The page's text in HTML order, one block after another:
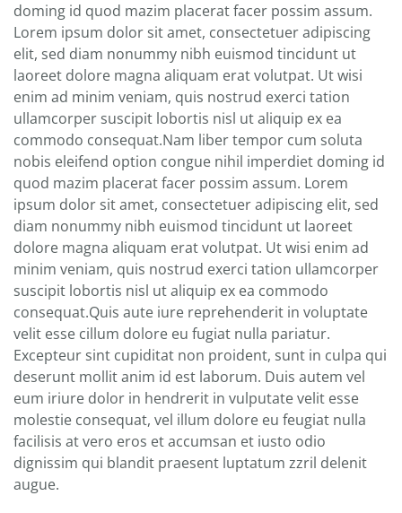
doming id quod mazim placerat facer possim assum.
Lorem ipsum dolor sit amet, consectetuer adipiscing
elit, sed diam nonummy nibh euismod tincidunt ut
laoreet dolore magna aliquam erat volutpat. Ut wisi
enim ad minim veniam, quis nostrud exerci tation
ullamcorper suscipit lobortis nisl ut aliquip ex ea
commodo consequat.Nam liber tempor cum soluta
nobis eleifend option congue nihil imperdiet doming id
quod mazim placerat facer possim assum. Lorem
ipsum dolor sit amet, consectetuer adipiscing elit, sed
diam nonummy nibh euismod tincidunt ut laoreet
dolore magna aliquam erat volutpat. Ut wisi enim ad
minim veniam, quis nostrud exerci tation ullamcorper
suscipit lobortis nisl ut aliquip ex ea commodo
consequat.Quis aute iure reprehenderit in voluptate
velit esse cillum dolore eu fugiat nulla pariatur.
Excepteur sint cupiditat non proident, sunt in culpa qui
deserunt mollit anim id est laborum. Duis autem vel
eum iriure dolor in hendrerit in vulputate velit esse
molestie consequat, vel illum dolore eu feugiat nulla
facilisis at vero eros et accumsan et iusto odio
dignissim qui blandit praesent luptatum zzril delenit
augue.